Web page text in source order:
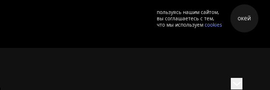
пользуясь нашим сайтом,
вы соглашаетесь с тем,
что мы используем cookies
окей